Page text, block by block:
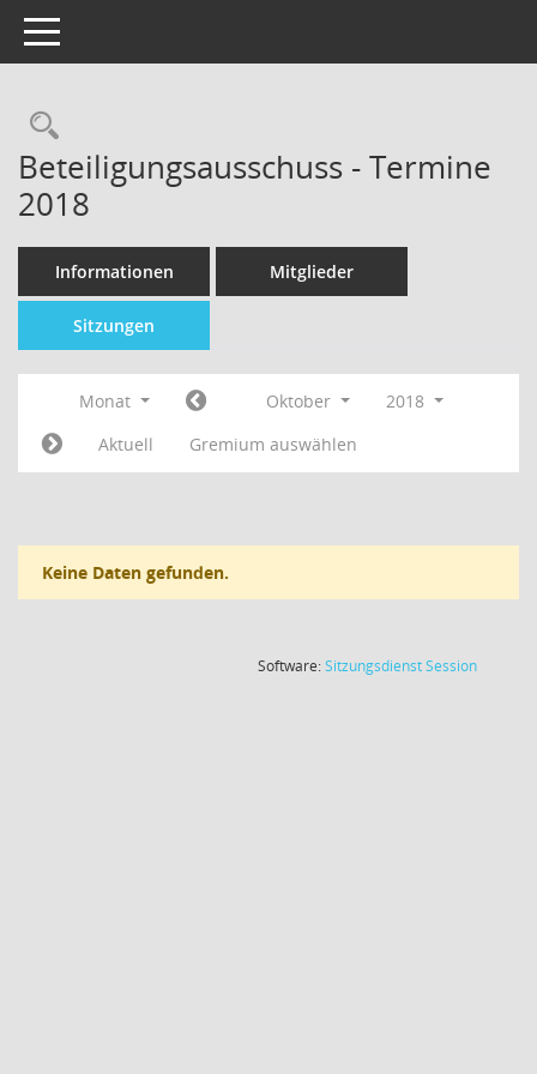
Toggle navigation
Beteiligungsausschuss - Termine
2018
Informationen Mitglieder
Sitzungen
Monat Oktober
2018
Aktuell
Gremium auswählen
Keine Daten gefunden.
Software:SitzungsdienstSession(Wird in